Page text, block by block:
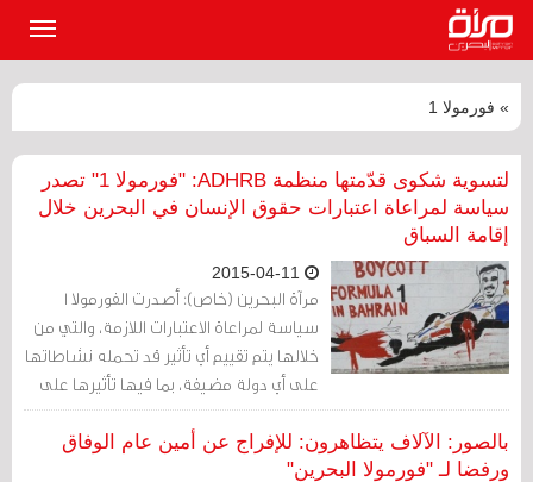
» فورمولا 1
لتسوية شكوى قدّمتها منظمة ADHRB: "فورمولا 1" تصدر
سياسة لمراعاة اعتبارات حقوق الإنسان في البحرين خلال
إقامة السباق
مرآة البحرين (خاص): أصدرت الفورمولا 1
سياسة لمراعاة الاعتبارات اللازمة، والتي من
خلالها يتم تقييم أي تأثير قد تحمله نشاطاتها
على أي دولة مضيفة، بما فيها تأثيرها على
وضع حقوق الإنسان في البحرين، واتّخاذ
الخطوات الضرورية للتخفيف منه.
بالصور: الآلاف يتظاهرون: للإفراج عن أمين عام الوفاق
ورفضا لـ "فورمولا البحرين"